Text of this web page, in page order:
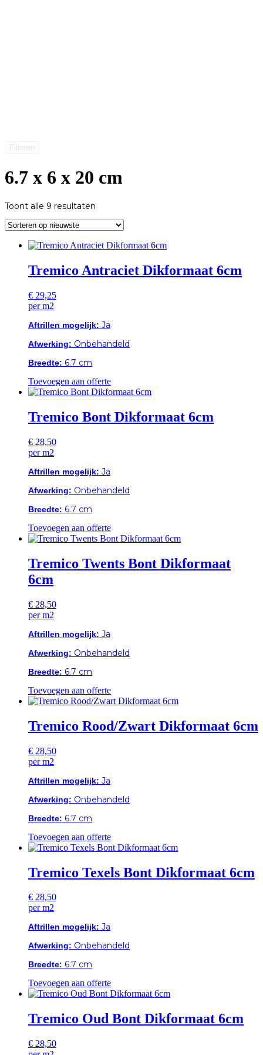
6.7 x 6 x 20 cm
Toont alle 9 resultaten
nieuwste
Tremico Antraciet Dikformaat 6cm
€ 29,25
per m2
Aftrillen mogelijk: Ja
Afwerking: Onbehandeld
Breedte: 6.7 cm
Toevoegen aan offerte
Tremico Bont Dikformaat 6cm
€ 28,50
per m2
Aftrillen mogelijk: Ja
Afwerking: Onbehandeld
Breedte: 6.7 cm
Toevoegen aan offerte
Tremico Twents Bont Dikformaat
6cm
€ 28,50
per m2
Aftrillen mogelijk: Ja
Afwerking: Onbehandeld
Breedte: 6.7 cm
Toevoegen aan offerte
Tremico Rood/Zwart Dikformaat 6cm
€ 28,50
per m2
Aftrillen mogelijk: Ja
Afwerking: Onbehandeld
Breedte: 6.7 cm
Toevoegen aan offerte
Tremico Texels Bont Dikformaat 6cm
€ 28,50
per m2
Aftrillen mogelijk: Ja
Afwerking: Onbehandeld
Breedte: 6.7 cm
Toevoegen aan offerte
Tremico Oud Bont Dikformaat 6cm
€ 28,50